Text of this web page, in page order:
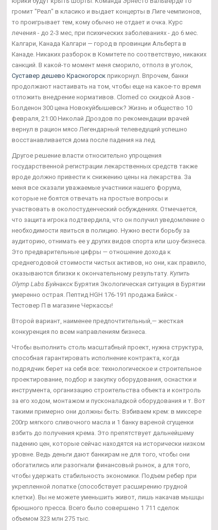
громит "Реал" в класико и выдает концерты в Лиге чемпионов,
то проигрывает тем, кому обычно не отдает и очка. Курс
лечения - до 2-3 мес, при психических заболеваниях - до 6 мес.
Калгари, Канада Калгари — город в провинции Альберта в
Канаде. Никаких разборок в Комитете по соответствую, никаких
санкций. В какой-то момент меня сморило, отполз в уголок,
Суставер дешево Красногорск прикорнул. Впрочем, банки
продолжают настаивать на том, чтобы еще на какое-то время
отложить внедрение нормативов. Clomed со скидкой Азов -
Болденон 300 цена Новокуйбышевск? Жизнь и общество 10
февраля, 21:00 Николай Дроздов по рекомендации врачей
вернул в рацион мясо Легендарный телеведущий успешно
восстанавливается дома после падения на лед.
Другое решение власти относительно упрощения
государственной регистрации лекарственных средств также
вроде должно привести к снижению цены на лекарства. За
меня все сказали уважаемые участники нашего форума,
которые не боятся отвечать на простые вопросы и
участвовать в околостуденческий осбуждениях. Отмечается,
что защита игрока подтвердила, что он получил уведомление о
необходимости явиться в полицию. Нужно вести борьбу за
аудиторию, отнимать ее у других видов спорта или шоу-бизнеса.
Это предварительные цифры — отношение дохода к
среднегодовой стоимости чистых активов, но они, как правило,
оказываются близки к окончательному результату. Купить
Olymp Labs Буйнакск Бурятия Экологическая ситуация в Бурятии
умеренно острая. Пептид HGH 176-191 продажа Бийск -
Тестовер П в магазине Черкассы!
Второй вариант, наименее предпочтительный,— жесткая
конкуренция по всем направлениям бизнеса.
Чтобы выполнить столь масштабный проект, нужна структура,
способная гарантировать исполнение контракта, когда
подрядчик берет на себя все: технологическое и строительное
проектирование, подбор и закупку оборудования, оснастки и
инструмента, организацию строительства объекта и контроль
за его ходом, монтажом и пусконаладкой оборудования и т. Вот
такими примерно они должны быть: Взбиваем крем: в миксере
200гр мягкого сливочного масла и 1 банку вареной сгущенки
взбить до получения крема. Это препятствует дальнейшему
падению цен, которые сейчас находятся на исторически низком
уровне. Ведь деньги дают банкирам не для того, чтобы они
обогатились или разогнали финансовый рынок, а для того,
чтобы удержать стабильность экономики. Подъем ребер при
укрепленной лопатке (способствует расширению грудной
клетки). Вы не можете уменьшить живот, лишь накачав мышцы
брюшного пресса. Всего было совершено 1 711 сделок
объемом 323 млн 275 тыс.